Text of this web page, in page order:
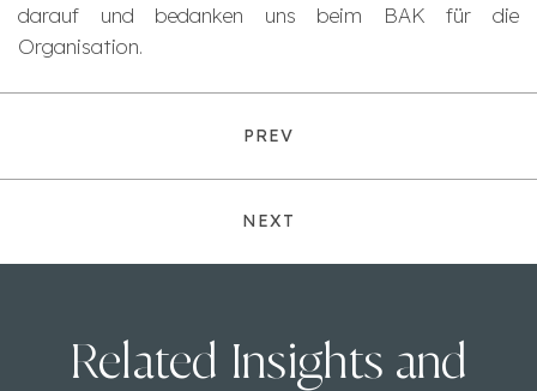
darauf und bedanken uns beim BAK für die
Organisation.
PREV
NEXT
Related Insights and